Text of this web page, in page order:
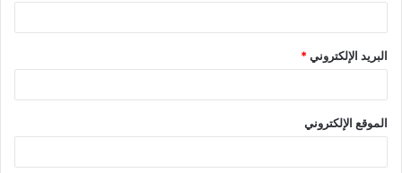
البريد الإلكتروني*
الموقع الإلكتروني